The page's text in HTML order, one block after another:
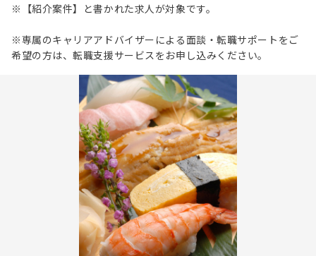
※【紹介案件】と書かれた求人が対象です。
※専属のキャリアアドバイザーによる面談・転職サポートをご
希望の方は、転職支援サービスをお申し込みください。